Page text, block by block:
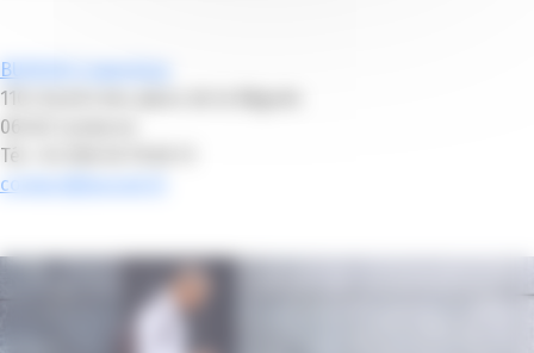
BUROOH Coworking
110 chemin des plans de la Bégude
06340 Cantaron
Tél. +33 (0)6.50.78.83.72
contact@burooh.fr